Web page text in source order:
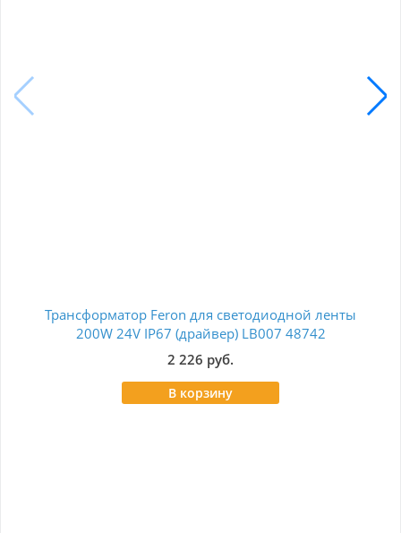
Трансформатор Feron для светодиодной ленты
200W 24V IP67 (драйвер) LB007 48742
2 226 руб.
В корзину